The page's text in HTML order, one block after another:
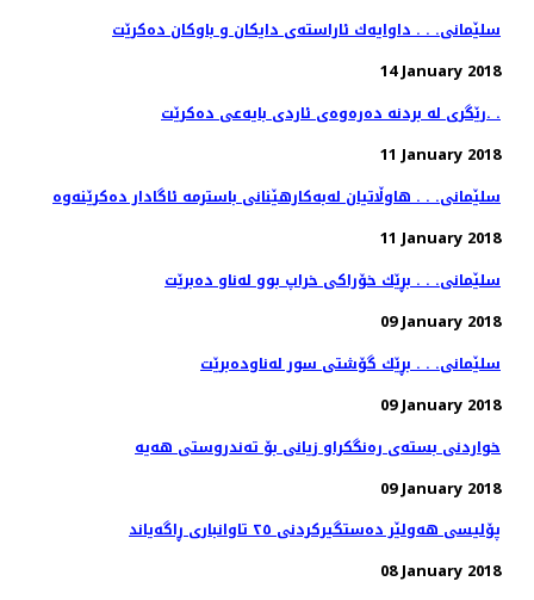
سلێمانی. . . داوایه‌ك ئاراسته‌ی دایكان و باوكان ده‌كرێت
14 January 2018
رێگری له‌ بردنه‌ ده‌ره‌وه‌ی ئاردی بایه‌عی ده‌كرێت. .
11 January 2018
11 January 2018
سلێمانی. . . بڕێك خۆراكی خراپ بوو له‌ناو ده‌برێت
09 January 2018
سلێمانی. . . بڕێك گۆشتی سور له‌ناوده‌برێت
09 January 2018
09 January 2018
پۆلیسی هەولێر دەستگیركردنی ٢٥ تاوانباری ڕاگەیاند
08 January 2018